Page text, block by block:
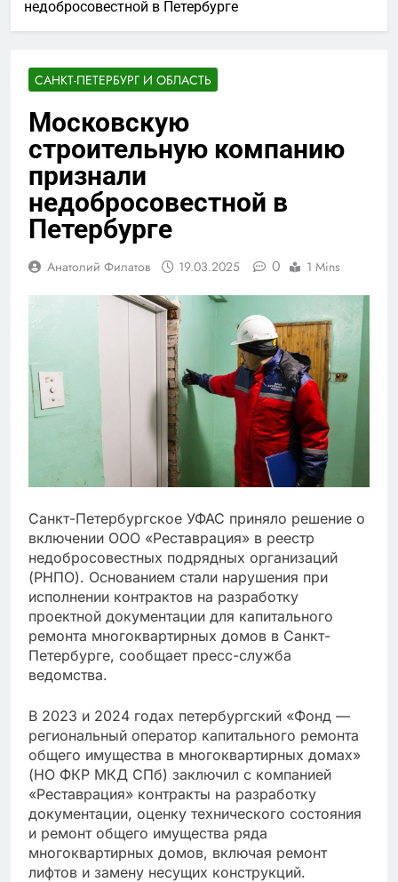
недобросовестной в Петербурге
САНКТ-ПЕТЕРБУРГ И ОБЛАСТЬ
Московскую
строительную компанию
признали
недобросовестной в
Петербурге
Анатолий Филатов 19.03.2025 0 1 Mins
Санкт-Петербургское УФАС приняло решение о
включении ООО «Реставрация» в реестр
недобросовестных подрядных организаций
(РНПО). Основанием стали нарушения при
исполнении контрактов на разработку
проектной документации для капитального
ремонта многоквартирных домов в Санкт-
Петербурге, сообщает пресс-служба
ведомства.
В 2023 и 2024 годах петербургский «Фонд —
региональный оператор капитального ремонта
общего имущества в многоквартирных домах»
(НО ФКР МКД СПб) заключил с компанией
«Реставрация» контракты на разработку
документации, оценку технического состояния
и ремонт общего имущества ряда
многоквартирных домов, включая ремонт
лифтов и замену несущих конструкций.